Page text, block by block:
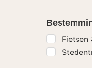
Fietsen